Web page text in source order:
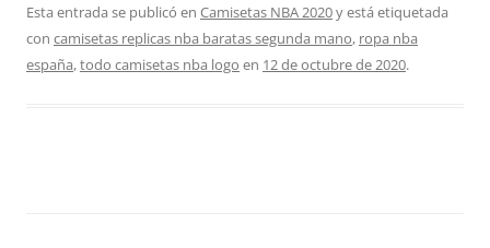
Esta entrada se publicó en Camisetas NBA 2020y está etiquetada
con camisetas replicas nba baratas segunda mano, ropa nba
españa,todo camisetas nba logo en 12 de octubre de 2020.